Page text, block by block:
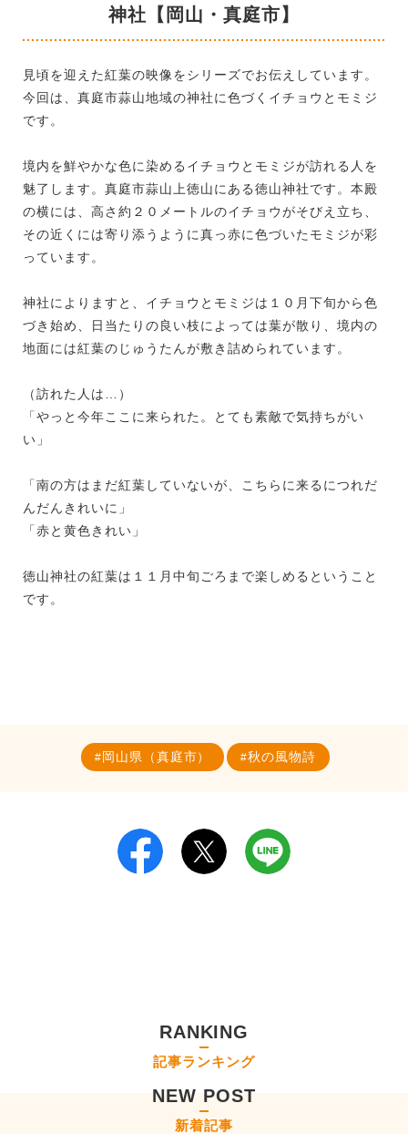
神社【岡山・真庭市】
見頃を迎えた紅葉の映像をシリーズでお伝えしています。
今回は、真庭市蒜山地域の神社に色づくイチョウとモミジ
です。
境内を鮮やかな色に染めるイチョウとモミジが訪れる人を
魅了します。真庭市蒜山上徳山にある徳山神社です。本殿
の横には、高さ約２０メートルのイチョウがそびえ立ち、
その近くには寄り添うように真っ赤に色づいたモミジが彩
っています。
神社によりますと、イチョウとモミジは１０月下旬から色
づき始め、日当たりの良い枝によっては葉が散り、境内の
地面には紅葉のじゅうたんが敷き詰められています。
（訪れた人は…）
「やっと今年ここに来られた。とても素敵で気持ちがい
い」
「南の方はまだ紅葉していないが、こちらに来るにつれだ
んだんきれいに」
「赤と黄色きれい」
徳山神社の紅葉は１１月中旬ごろまで楽しめるということ
です。
岡山県（真庭市） 秋の風物詩
RANKING
記事ランキング
NEW POST
新着記事